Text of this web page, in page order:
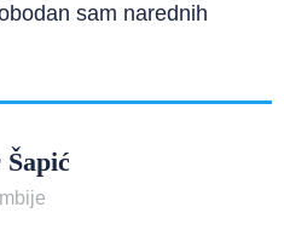
sam narednih